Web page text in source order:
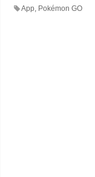
App, Pokémon GO